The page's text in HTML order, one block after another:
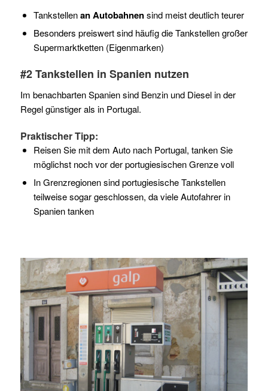
Tankstellenan Autobahnensind meist deutlich teurer
Besonders preiswert sind häufig die Tankstellen großer
Supermarktketten (Eigenmarken)
#2 Tankstellen in Spanien nutzen
Im benachbarten Spanien sind Benzin und Diesel in der
Regel günstiger als in Portugal.
Praktischer Tipp:
Reisen Sie mit dem Auto nach Portugal, tanken Sie
möglichst noch vor der portugiesischen Grenze voll
In Grenzregionen sind portugiesische Tankstellen
teilweise sogar geschlossen, da viele Autofahrer in
Spanien tanken